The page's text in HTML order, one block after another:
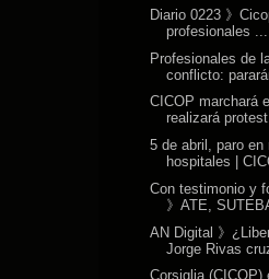
Diario 0223 》
profesionales ...
Profesionales de
conflicto:
CICOP marchará
realizará
5 de abril, paro en
hospitales |
Con testimonio y
》 ATE,
AN Digital 》
Jorge Rivas
Corsiglia (CICOP)